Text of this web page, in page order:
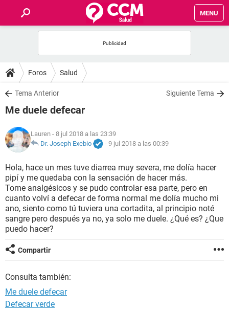
MENU
FOROS
SALUD
NUTRICIÓN
BIENESTAR
SEXUALIDAD
GLOSARIO
Foros Salud
Tema Anterior Siguiente Tema
Me duele defecar
Lauren - 8 jul 2018 a las 23:39
Dr. Joseph Exebio
- 9 jul 2018 a las 00:39
Hola, hace un mes tuve diarrea muy severa, me dolía hacer
pipí y me quedaba con la sensación de hacer más.
Tome analgésicos y se pudo controlar esa parte, pero en
cuanto volví a defecar de forma normal me dolía mucho mi
ano, siento como tú tuviera una cortadita, al principio noté
sangre pero después ya no, ya solo me duele. ¿Qué es? ¿Que
puedo hacer?
Compartir
Consulta también:
Me duele defecar
Defecar verde